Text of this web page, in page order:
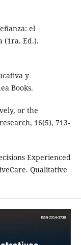
el
(1ra. Ed.).
y
Books.
or the
16(5), 713-
Experienced
Qualitative